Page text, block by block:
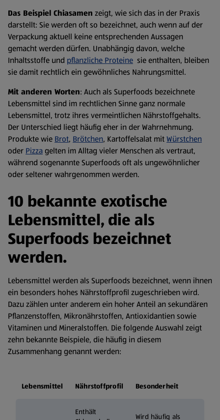
Das Beispiel Chiasamen zeigt, wie sich das in der Praxis
darstellt: Sie werden oft so bezeichnet, auch wenn auf der
Verpackung aktuell keine entsprechenden Aussagen
gemacht werden dürfen. Unabhängig davon, welche
Inhaltsstoffe und pflanzliche Proteine sie enthalten, bleiben
sie damit rechtlich ein gewöhnliches Nahrungsmittel.
Mit anderen Worten: Auch als Superfoods bezeichnete
Lebensmittel sind im rechtlichen Sinne ganz normale
Lebensmittel, trotz ihres vermeintlichen Nährstoffgehalts.
Der Unterschied liegt häufig eher in der Wahrnehmung.
Produkte wie Brot, Brötchen, Kartoffelsalat mitWürstchen
oder Pizzagelten im Alltag vieler Menschen als vertraut,
während sogenannte Superfoods oft als ungewöhnlicher
oder seltener wahrgenommen werden.
10 bekannte exotische
Lebensmittel, die als
Superfoods bezeichnet
werden.
Lebensmittel werden als Superfoods bezeichnet, wenn ihnen
ein besonders hohes Nährstoffprofil zugeschrieben wird.
Dazu zählen unter anderem ein hoher Anteil an sekundären
Pflanzenstoffen, Mikronährstoffen, Antioxidantien sowie
Vitaminen und Mineralstoffen. Die folgende Auswahl zeigt
zehn bekannte Beispiele, die häufig in diesem
Zusammenhang genannt werden:
Lebensmittel Nährstoffprofil Besonderheit
Enthält
Wird häufig als